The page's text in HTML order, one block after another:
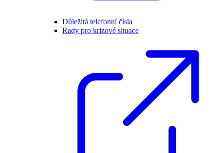
Důležitá telefonní čísla
Rady pro krizové situace